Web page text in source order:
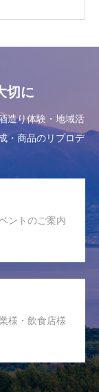
切に
造り体験・地域活
・商品のリプロデ
ントのご案内
様・飲食店様